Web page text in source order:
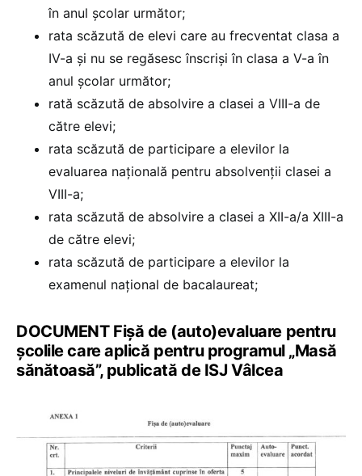
în anul școlar următor;
rata scăzută de elevi care au frecventat clasa a
IV-a și nu se regăsesc înscriși în clasa a V-a în
anul școlar următor;
rată scăzută de absolvire a clasei a VIII-a de
către elevi;
rata scăzută de participare a elevilor la
evaluarea națională pentru absolvenții clasei a
VIII-a;
rata scăzută de absolvire a clasei a XII-a/a XIII-a
de către elevi;
rata scăzută de participare a elevilor la
examenul național de bacalaureat;
DOCUMENT Fișă de (auto)evaluare pentru
școlile care aplică pentru programul „Masă
sănătoasă”, publicată de ISJ Vâlcea